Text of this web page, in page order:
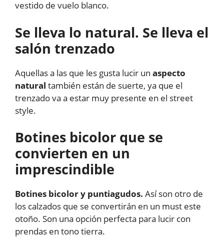
vestido de vuelo blanco.
Se lleva lo natural. Se lleva el
salón trenzado
Aquellas a las que les gusta lucir un aspecto
natural también están de suerte, ya que el
trenzado va a estar muy presente en el street
style.
Botines bicolor que se
convierten en un
imprescindible
Botines bicolor y puntiagudos. Así son otro de
los calzados que se convertirán en un must este
otoño. Son una opción perfecta para lucir con
prendas en tono tierra.